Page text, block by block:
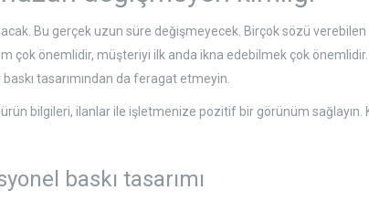
Bu gerçek uzun süre değişmeyecek. Birçok sözü verebilen
çok önemlidir, müşteriyi ilk anda ikna edebilmek çok
tasarımından da feragat etmeyin.
bilgileri, ilanlar ile işletmenize pozitif bir görünüm
baskı tasarımı